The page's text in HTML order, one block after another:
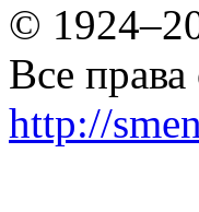
©
Все права
http://